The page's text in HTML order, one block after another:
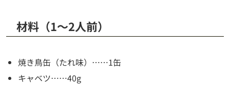
材料（1〜2人前）
焼き鳥缶（たれ味）……1缶
キャベツ……40g